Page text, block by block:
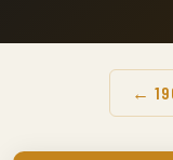
←